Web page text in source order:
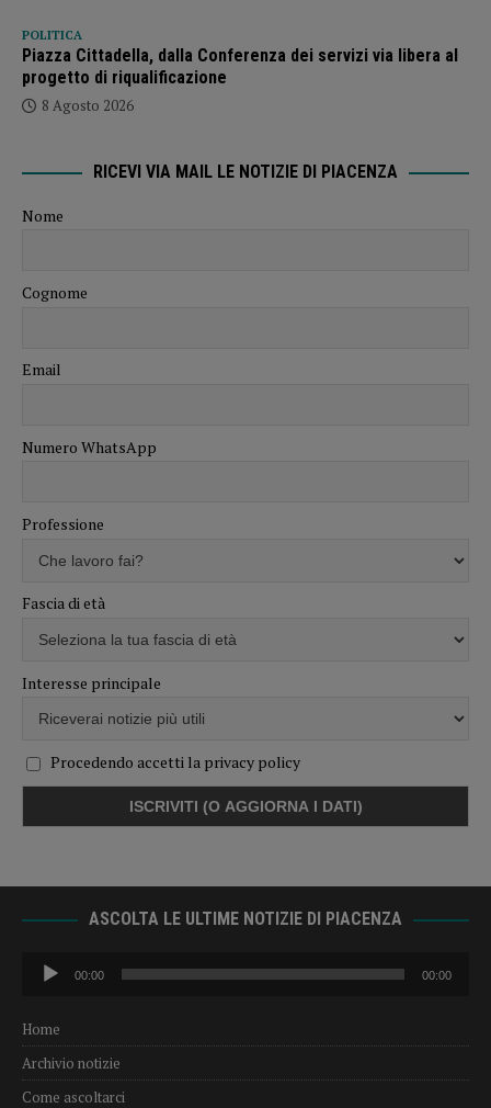
POLITICA
Piazza Cittadella, dalla Conferenza dei servizi via libera al
progetto di riqualificazione
8 Agosto 2026
RICEVI VIA MAIL LE NOTIZIE DI PIACENZA
Nome
Cognome
Email
Numero WhatsApp
Professione
Fascia di età
Interesse principale
Procedendo accetti la privacy policy
ASCOLTA LE ULTIME NOTIZIE DI PIACENZA
Audio
Player
00:00 00:00
Home
Archivio notizie
Come ascoltarci